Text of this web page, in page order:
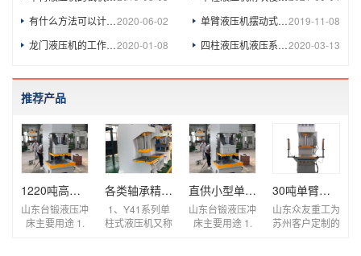
2020-06-02
有什么方法可以计算出油压机的功率？ 2019-11-08
单臂液压机摆动式液压缸的工作原理
2020-01-08
龙门液压机的工作原理是怎么样的？ 2020-03-13
四柱液压机液压系统压力怎么调整
推荐产品
1220吨高速液压冲床 高效节能数控伺服冲孔液压机
山东台锻液压冲
床主要用途 1.
各类轴承精准校直压装单臂压装机 小型快速单柱
1、Y41系列单
柱式液压机又称
直供小型单臂快速压装液压机冲床 单柱式轴承电
山东台锻液压冲
床主要用途 1.
30吨单臂式油压机 30T压装整形单柱液压机
山东众友重工为
苏州客户定制的